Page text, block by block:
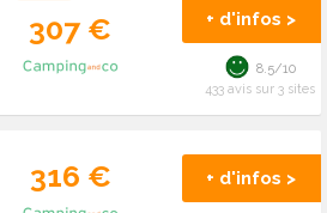
307 € + d'infos >
8.5/10
433 avis sur 3 sites
316 € + d'infos >